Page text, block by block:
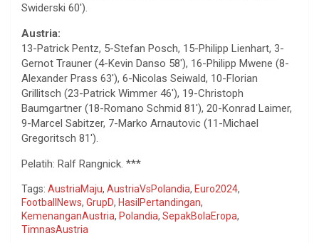
Swiderski 60′).
Austria:
13-Patrick Pentz, 5-Stefan Posch, 15-Philipp Lienhart, 3-
Gernot Trauner (4-Kevin Danso 58′), 16-Philipp Mwene (8-
Alexander Prass 63′), 6-Nicolas Seiwald, 10-Florian
Grillitsch (23-Patrick Wimmer 46′), 19-Christoph
Baumgartner (18-Romano Schmid 81′), 20-Konrad Laimer,
9-Marcel Sabitzer, 7-Marko Arnautovic (11-Michael
Gregoritsch 81′).
Pelatih: Ralf Rangnick. ***
Tags: AustriaMaju, AustriaVsPolandia, Euro2024,
FootballNews, GrupD, HasilPertandingan,
KemenanganAustria, Polandia, SepakBolaEropa,
TimnasAustria